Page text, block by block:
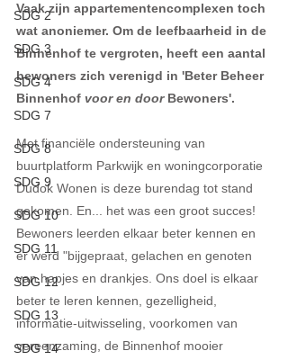
SDG 2
SDG 3
SDG 4
SDG 7
SDG 8
SDG 9
SDG 10
SDG 11
SDG 12
SDG 13
SDG 14
Vaak zijn appartementencomplexen toch
wat anoniemer. Om de leefbaarheid in de
Binnenhof te vergroten, heeft een aantal
bewoners zich verenigd in 'Beter Beheer
Binnenhof voor en door Bewoners'.
Met financiële ondersteuning van
buurtplatform Parkwijk en woningcorporatie
Dudok Wonen is deze burendag tot stand
gekomen. En... het was een groot succes!
Bewoners leerden elkaar beter kennen en
er werd "bijgepraat, gelachen en genoten
van hapjes en drankjes. Ons doel is elkaar
beter te leren kennen, gezelligheid,
informatie-uitwisseling, voorkomen van
vereenzaming, de Binnenhof mooier